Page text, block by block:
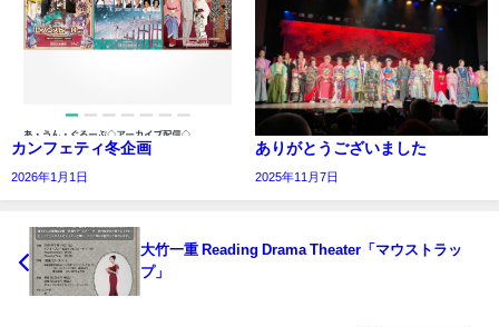
カンフェティ冬企画
2026年1月1日
ありがとうございました
2025年11月7日
大竹一重 Reading Drama Theater「マウストラッ
プ」